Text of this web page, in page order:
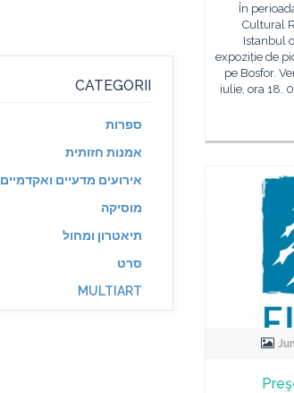
În
Cultural
Istanbul
expoziție de
pe Bosfor.
iulie, ora 18.
CATEGORII
ספרות
אמנות חזותית
אירועים מדעיים ואקדמיים
מוסיקה
תיאטרון ומחול
סרט
MULTIART